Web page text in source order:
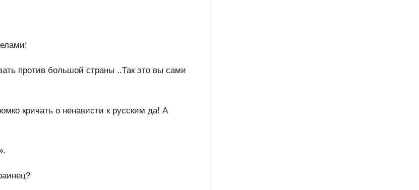
против большой страны ..Так это вы сами
кричать о ненависти к русским да! А